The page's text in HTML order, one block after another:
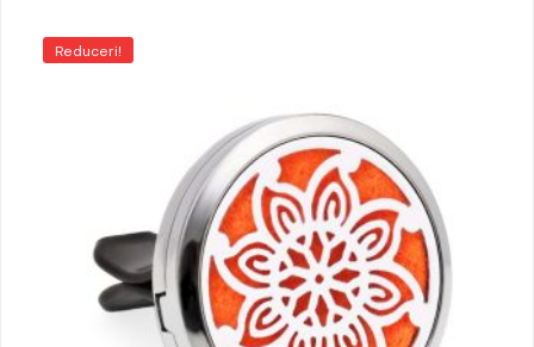
Reduceri!